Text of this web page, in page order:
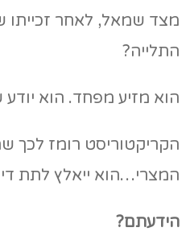
מצד שמאל, לאחר זכייתו
התלייה?
הוא מזיע מפחד. הוא
הקריקטוריסט רומז לכך
המצרי…הוא ייאלץ לתת
הידעתם?